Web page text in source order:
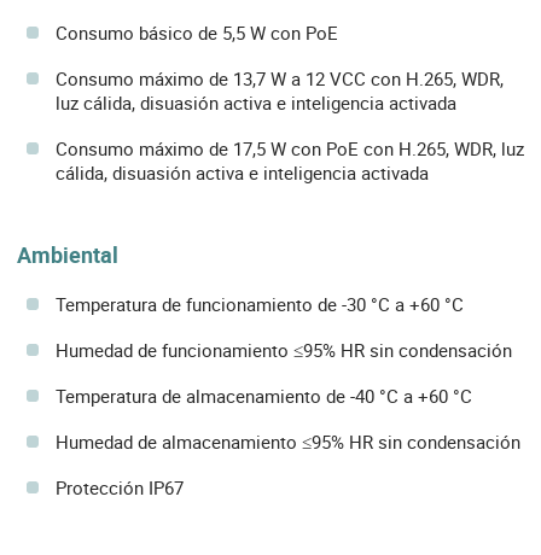
Consumo básico de 5,5 W con PoE
Consumo máximo de 13,7 W a 12 VCC con H.265, WDR,
luz cálida, disuasión activa e inteligencia activada
Consumo máximo de 17,5 W con PoE con H.265, WDR, luz
cálida, disuasión activa e inteligencia activada
Ambiental
Temperatura de funcionamiento de -30 °C a +60 °C
Humedad de funcionamiento ≤95% HR sin condensación
Temperatura de almacenamiento de -40 °C a +60 °C
Humedad de almacenamiento ≤95% HR sin condensación
Protección IP67